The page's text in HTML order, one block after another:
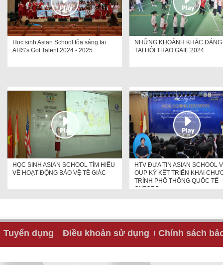
Học sinh Asian School tỏa sáng tại
AHS’s Got Talent 2024 - 2025
NHỮNG KHOẢNH KHẮC
TẠI HỘI THAO GAIE 2024
HỌC SINH ASIAN SCHOOL TÌM HIỂU
VỀ HOẠT ĐỘNG BẢO VỆ TÊ GIÁC
HTV ĐƯA TIN ASIAN SCHOOL
OUP KÝ KẾT TRIỂN KHAI
TRÌNH PHỔ THÔNG QUỐC TẾ
OXFORD
Tuyển dụng Điều khoản sử dụng Chính sách